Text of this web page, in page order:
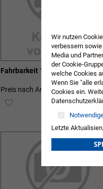
Fahrbarkeit 101.23000
Preis nach Anmeldung
WUNSCHLISTE
HINZUFÜGEN
Wir nutzen
verbessern
Media und
der Cookie-
welche Cookies
Wenn Sie "alle
Cookies ein.
Letzte